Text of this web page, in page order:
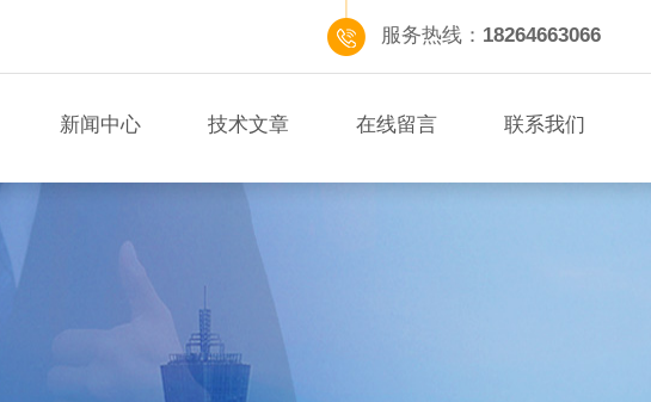
服务热线： 18264663066
新闻中心 技术文章 在线留言 联系我们